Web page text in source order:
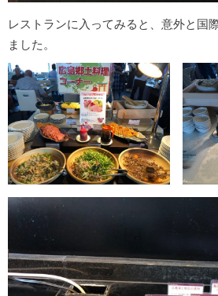
レストランに入ってみると、意外と国
ました。